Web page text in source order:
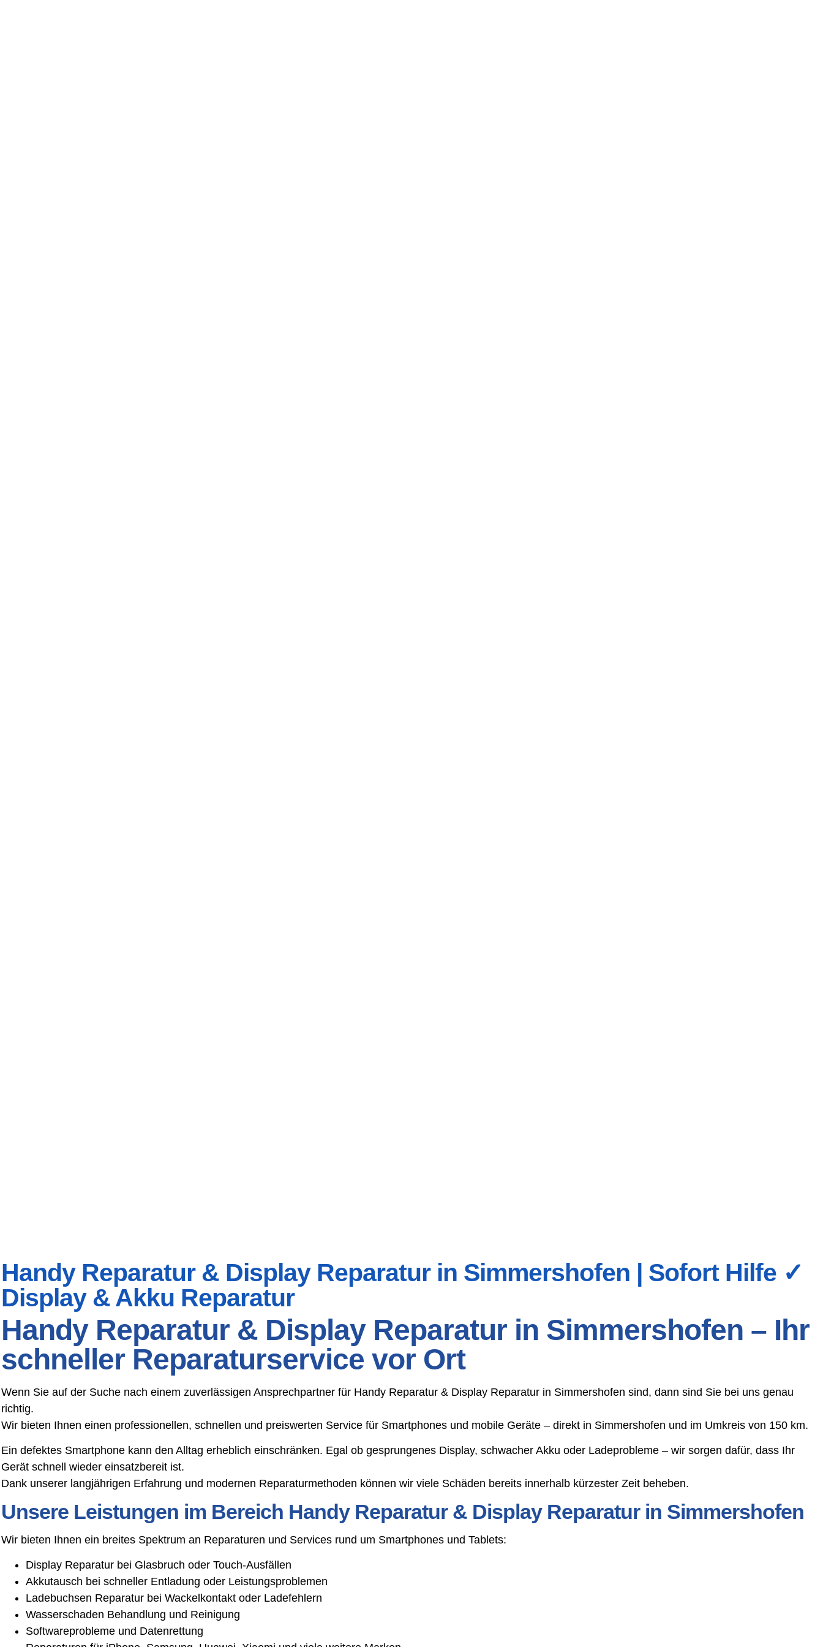
Handy Reparatur & Display Reparatur in Simmershofen | Sofort Hilfe ✓
Display & Akku Reparatur
Handy Reparatur & Display Reparatur in Simmershofen – Ihr
schneller Reparaturservice vor Ort
Wenn Sie auf der Suche nach einem zuverlässigen Ansprechpartner für Handy Reparatur & Display Reparatur in Simmershofen sind, dann sind Sie bei uns genau
richtig.
Wir bieten Ihnen einen professionellen, schnellen und preiswerten Service für Smartphones und mobile Geräte – direkt in Simmershofen und im Umkreis von 150 km.
Ein defektes Smartphone kann den Alltag erheblich einschränken. Egal ob gesprungenes Display, schwacher Akku oder Ladeprobleme – wir sorgen dafür, dass Ihr
Gerät schnell wieder einsatzbereit ist.
Dank unserer langjährigen Erfahrung und modernen Reparaturmethoden können wir viele Schäden bereits innerhalb kürzester Zeit beheben.
Unsere Leistungen im Bereich Handy Reparatur & Display Reparatur in Simmershofen
Wir bieten Ihnen ein breites Spektrum an Reparaturen und Services rund um Smartphones und Tablets:
Display Reparatur bei Glasbruch oder Touch-Ausfällen
Akkutausch bei schneller Entladung oder Leistungsproblemen
Ladebuchsen Reparatur bei Wackelkontakt oder Ladefehlern
Wasserschaden Behandlung und Reinigung
Softwareprobleme und Datenrettung